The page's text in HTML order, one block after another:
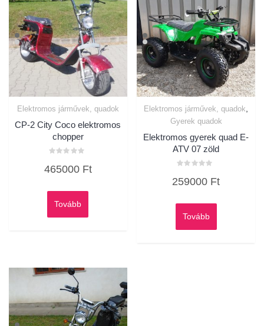
Elektromos járművek, quadok
CP-2 City Coco elektromos
chopper
0
465000 Ft
Tovább
Elektromos járművek, quadok
Gyerek quadok
Elektromos gyerek quad E-
ATV 07 zöld
0
259000 Ft
Tovább